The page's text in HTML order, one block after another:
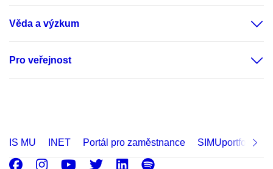
Věda a výzkum
Pro veřejnost
IS MU INET Portál pro zaměstnance SIMUportfolio
Facebook
Instagram
Youtube
Twitter
LinkedIn
Spotify